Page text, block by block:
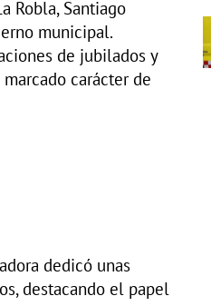
Robla, Santiago
municipal.
de jubilados y
carácter de
dedicó unas
destacando el papel